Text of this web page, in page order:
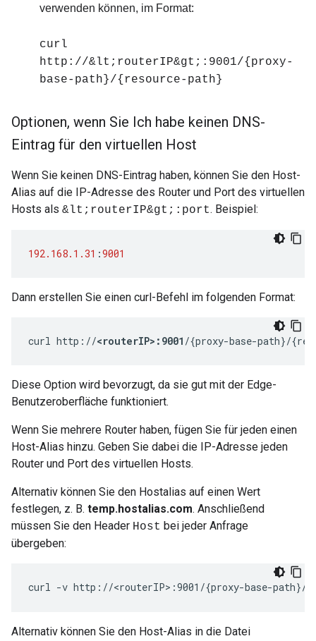
verwenden können, im Format:
curl
http://&lt;routerIP&gt;:9001/{proxy-
base-path}/{resource-path}
Optionen, wenn Sie Ich habe keinen DNS-
Eintrag für den virtuellen Host
Wenn Sie keinen DNS-Eintrag haben, können Sie den Host-
Alias auf die IP-Adresse des Router und Port des virtuellen
Hosts als &lt;routerIP&gt;:port. Beispiel:
192.168.1.31 :9001
Dann erstellen Sie einen curl-Befehl im folgenden Format:
curl http://<routerIP>:9001 /{proxy-base-path}/
Diese Option wird bevorzugt, da sie gut mit der Edge-
Benutzeroberfläche funktioniert.
Wenn Sie mehrere Router haben, fügen Sie für jeden einen
Host-Alias hinzu. Geben Sie dabei die IP-Adresse jeden
Router und Port des virtuellen Hosts.
Alternativ können Sie den Hostalias auf einen Wert
festlegen, z. B. temp.hostalias.com. Anschließend
müssen Sie den Header Host bei jeder Anfrage
übergeben:
curl -v http://<routerIP>:9001/{proxy-base-path}/
Alternativ können Sie den Host-Alias in die Datei